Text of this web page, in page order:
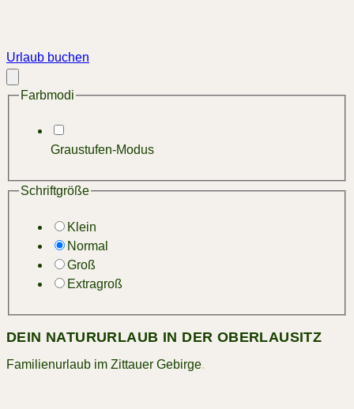
Urlaub buchen
schließen
Farbmodi
Graustufen-Modus
Schriftgröße
Klein
Normal
Groß
Extragroß
DEIN NATURURLAUB IN DER OBERLAUSITZ
Familienurlaub im Zittauer Gebirge.